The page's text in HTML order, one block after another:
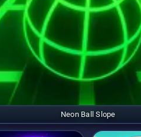
Neon Ball Slope